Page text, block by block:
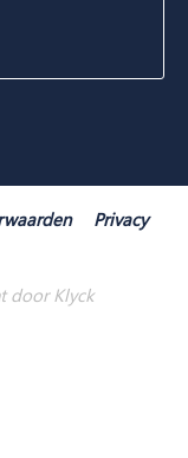
Privacy
door Klyck